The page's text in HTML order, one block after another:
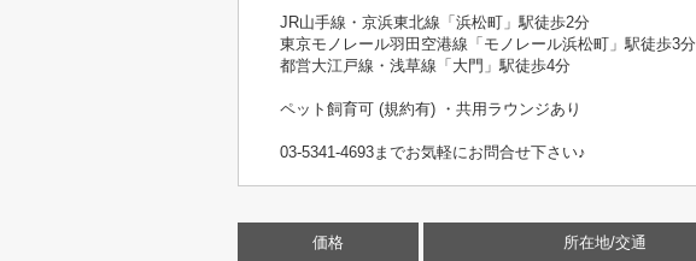
JR山手線・京浜東北線「浜松町」駅徒歩2分
東京モノレール羽田空港線「モノレール浜松町」駅徒歩3分
都営大江戸線・浅草線「大門」駅徒歩4分
ペット飼育可 (規約有) ・共用ラウンジあり
03-5341-4693までお気軽にお問合せ下さい♪
価格 所在地/交通